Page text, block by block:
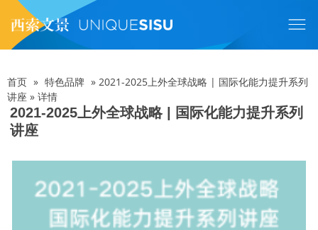
主
内
容面
包
屑
首页 » 特色品牌 » 2021-2025上外全球战略 | 国际化能力提升系列
讲座 » 详情
2021-2025上外全球战略 | 国际化能力提升系列
讲座